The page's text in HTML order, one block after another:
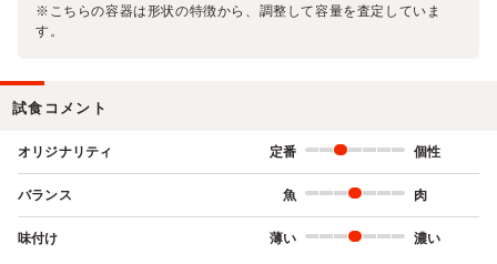
※こちらの容器は形状の特徴から、調整して容量を査定していま
す。
試食コメント
オリジナリティ 定番 個性
バランス 魚 肉
味付け 薄い 濃い